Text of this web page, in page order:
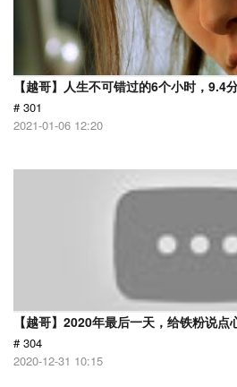
【越哥】人生不可错过的6个小时，9.4
# 301
2021-01-06 12:20
【越哥】2020年最后一天，给铁粉说
# 304
2020-12-31 10:15